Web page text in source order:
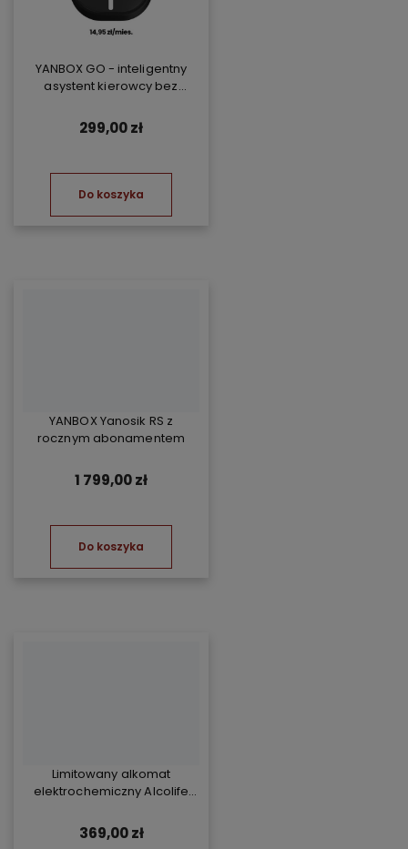
YANBOX GO - inteligentny
asystent kierowcy bez
299,00 zł
Do koszyka
YANBOX Yanosik RS z
rocznym abonamentem
1 799,00 zł
Do koszyka
Limitowany alkomat
elektrochemiczny Alcolife
369,00 zł